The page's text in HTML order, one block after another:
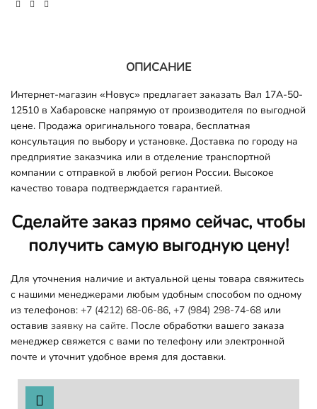
ОПИСАНИЕ
Интернет-магазин «Новус» предлагает заказать Вал 17A-50-
12510 в Хабаровске напрямую от производителя по выгодной
цене. Продажа оригинального товара, бесплатная
консультация по выбору и установке. Доставка по городу на
предприятие заказчика или в отделение транспортной
компании с отправкой в любой регион России. Высокое
качество товара подтверждается гарантией.
Сделайте заказ прямо сейчас, чтобы
получить самую выгодную цену!
Для уточнения наличие и актуальной цены товара свяжитесь
с нашими менеджерами любым удобным способом по одному
из телефонов: +7 (4212) 68-06-86, +7 (984) 298-74-68 или
оставив заявку на сайте. После обработки вашего заказа
менеджер свяжется с вами по телефону или электронной
почте и уточнит удобное время для доставки.